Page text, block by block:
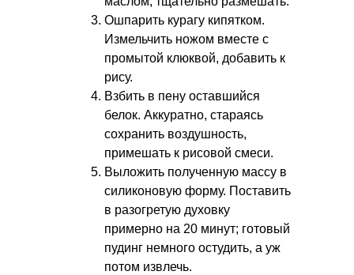
Ошпарить курагу кипятком.
Измельчить ножом вместе с
промытой клюквой, добавить к
рису.
Взбить в пену оставшийся
белок. Аккуратно, стараясь
сохранить воздушность,
примешать к рисовой смеси.
Выложить полученную массу в
силиконовую форму. Поставить
в разогретую духовку
примерно на 20 минут; готовый
пудинг немного остудить, а уж
потом извлечь.